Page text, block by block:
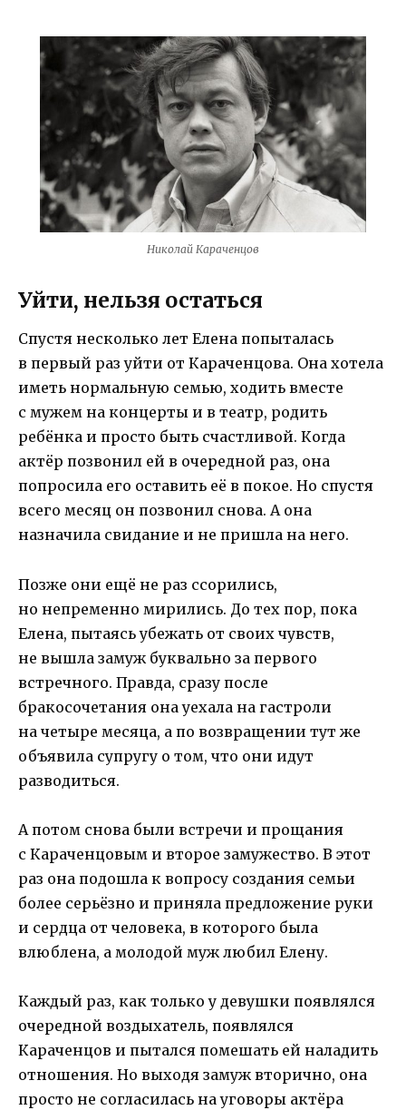
Николай Караченцов
Уйти, нельзя остаться
Спустя несколько лет Елена попыталась
в первый раз уйти от Караченцова. Она хотела
иметь нормальную семью, ходить вместе
с мужем на концерты и в театр, родить
ребёнка и просто быть счастливой. Когда
актёр позвонил ей в очередной раз, она
попросила его оставить её в покое. Но спустя
всего месяц он позвонил снова. А она
назначила свидание и не пришла на него.
Позже они ещё не раз ссорились,
но непременно мирились. До тех пор, пока
Елена, пытаясь убежать от своих чувств,
не вышла замуж буквально за первого
встречного. Правда, сразу после
бракосочетания она уехала на гастроли
на четыре месяца, а по возвращении тут же
объявила супругу о том, что они идут
разводиться.
А потом снова были встречи и прощания
с Караченцовым и второе замужество. В этот
раз она подошла к вопросу создания семьи
более серьёзно и приняла предложение руки
и сердца от человека, в которого была
влюблена, а молодой муж любил Елену.
Каждый раз, как только у девушки появлялся
очередной воздыхатель, появлялся
Караченцов и пытался помешать ей наладить
отношения. Но выходя замуж вторично, она
просто не согласилась на уговоры актёра